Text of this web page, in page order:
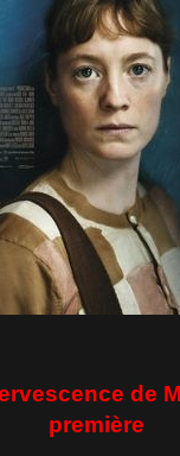
de
première